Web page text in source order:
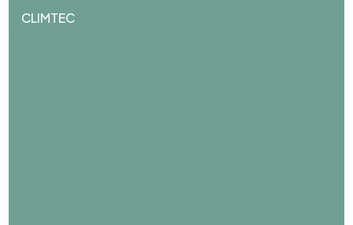
CLIMTEC